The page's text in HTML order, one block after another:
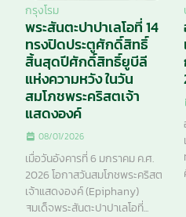
กรุงโรม
พระสันตะปาปาเลโอที่ 14
ทรงปิดประตูศักดิ์สิทธิ์
สิ้นสุดปีศักดิ์สิทธิ์ยูบีลี
แห่งความหวัง ในวัน
สมโภชพระคริสตเจ้า
แสดงองค์
08/01/2026
เมื่อวันอังคารที่ 6 มกราคม ค.ศ.
2026 โอกาสวันสมโภชพระคริสต
เจ้าแสดงองค์ (Epiphany)
สมเด็จพระสันตะปาปาเลโอที่...